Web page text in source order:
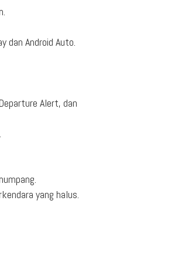
dan Android Auto.
Alert, dan
yang halus.